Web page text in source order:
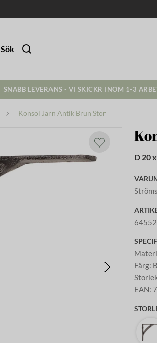
Sök
SNABB LEVERANS - VI SKICKR INOM 1-3
Konsol Järn Antik Brun Stor
D 20
Färg:
EAN: